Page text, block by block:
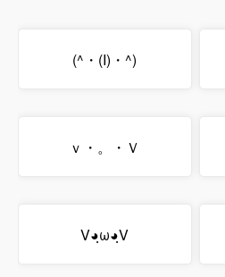
(^・(I)・^)
ｖ・。・Ｖ
V◕ฺω◕ฺV